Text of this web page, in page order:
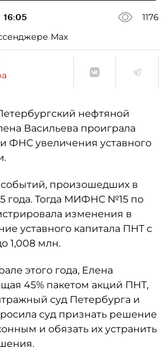
16:05
1176
Max
нефтяной
Васильева проиграла
ФНС увеличения уставного
произошедших в
года. Тогда МИФНС №15 по
изменения в
уставного капитала ПНТ с
1,008 млн.
этого года, Елена
45% пакетом акций ПНТ,
суд Петербурга и
суд признать решение
и обязать их устранить